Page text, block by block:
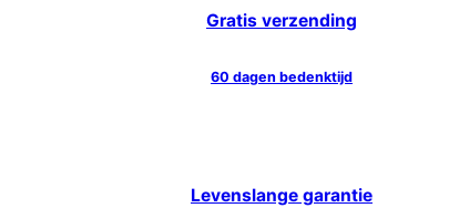
Gratis verzending
60 dagen bedenktijd
Levenslange garantie